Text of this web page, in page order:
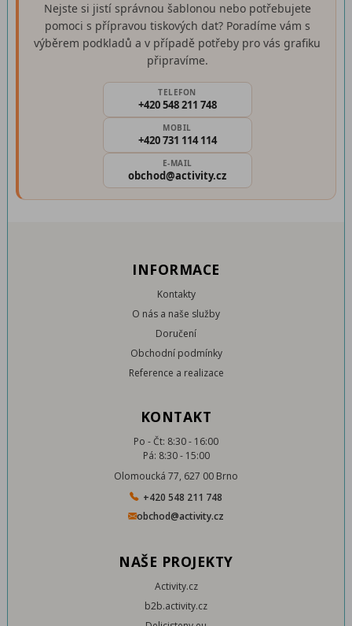
Nejste si jistí správnou šablonou nebo potřebujete
pomoci s přípravou tiskových dat? Poradíme vám s
výběrem podkladů a v případě potřeby pro vás grafiku
připravíme.
TELEFON
+420 548 211 748
MOBIL
+420 731 114 114
E-MAIL
obchod@activity.cz
INFORMACE
Kontakty
O nás a naše služby
Doručení
Obchodní podmínky
Reference a realizace
KONTAKT
Po - Čt: 8:30 - 16:00
Pá: 8:30 - 15:00
Olomoucká 77, 627 00 Brno
+420 548 211 748
obchod@activity.cz
NAŠE PROJEKTY
Activity.cz
b2b.activity.cz